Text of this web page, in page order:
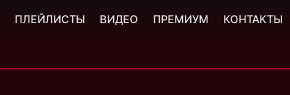
ПЛЕЙЛИСТЫ ВИДЕО ПРЕМИУМ КОНТАКТЫ